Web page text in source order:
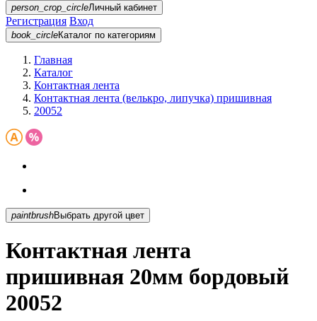
person_crop_circleЛичный кабинет
Регистрация Вход
book_circleКаталог по категориям
Главная
Каталог
Контактная лента
Контактная лента (велькро, липучка) пришивная
20052
paintbrush Выбрать другой цвет
Контактная лента
пришивная 20мм бордовый
20052